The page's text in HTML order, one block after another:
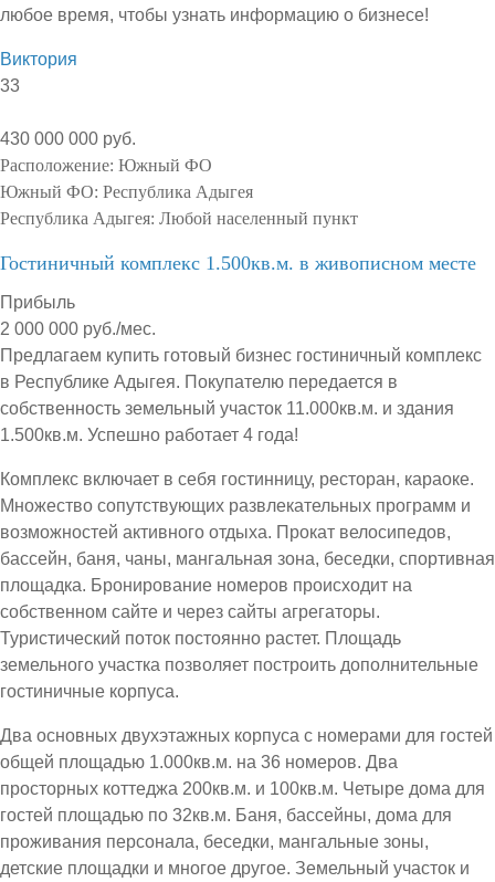
любое время, чтобы узнать информацию о бизнесе!
Виктория
33
430 000 000 руб.
Расположение: Южный ФО
Южный ФО: Республика Адыгея
Республика Адыгея: Любой населенный пункт
Гостиничный комплекс 1.500кв.м. в живописном месте
Прибыль
2 000 000 руб./мес.
Предлагаем купить готовый бизнес гостиничный комплекс
в Республике Адыгея. Покупателю передается в
собственность земельный участок 11.000кв.м. и здания
1.500кв.м. Успешно работает 4 года!
Комплекс включает в себя гостинницу, ресторан, караоке.
Множество сопутствующих развлекательных программ и
возможностей активного отдыха. Прокат велосипедов,
бассейн, баня, чаны, мангальная зона, беседки, спортивная
площадка. Бронирование номеров происходит на
собственном сайте и через сайты агрегаторы.
Туристический поток постоянно растет. Площадь
земельного участка позволяет построить дополнительные
гостиничные корпуса.
Два основных двухэтажных корпуса с номерами для гостей
общей площадью 1.000кв.м. на 36 номеров. Два
просторных коттеджа 200кв.м. и 100кв.м. Четыре дома для
гостей площадью по 32кв.м. Баня, бассейны, дома для
проживания персонала, беседки, мангальные зоны,
детские площадки и многое другое. Земельный участок и